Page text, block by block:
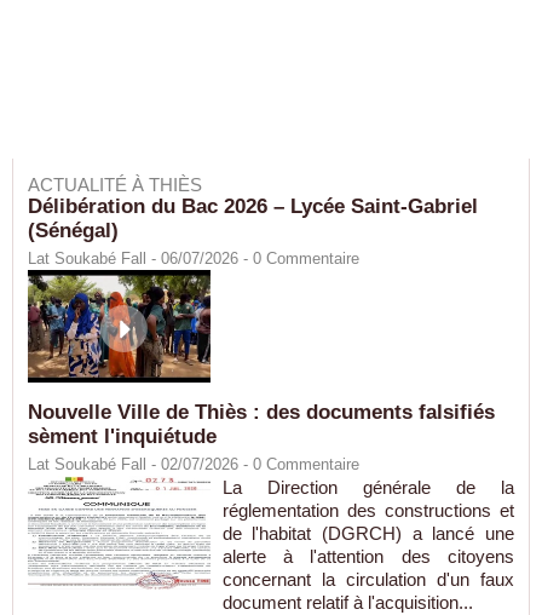
ACTUALITÉ À THIÈS
Délibération du Bac 2026 – Lycée Saint-Gabriel
(Sénégal)
Lat Soukabé Fall - 06/07/2026 - 0 Commentaire
Nouvelle Ville de Thiès : des documents falsifiés
sèment l'inquiétude
Lat Soukabé Fall - 02/07/2026 - 0 Commentaire
La Direction générale de la
réglementation des constructions et
de l'habitat (DGRCH) a lancé une
alerte à l'attention des citoyens
concernant la circulation d'un faux
document relatif à l'acquisition...